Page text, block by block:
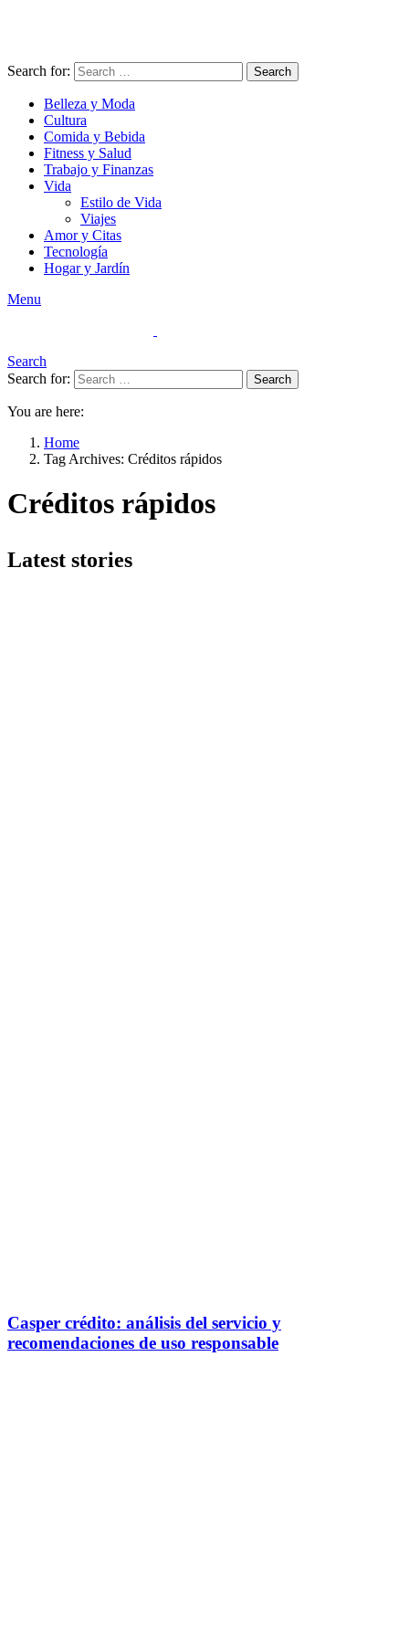
Search for: Search
Belleza y Moda
Cultura
Comida y Bebida
Fitness y Salud
Trabajo y Finanzas
Vida
Estilo de Vida
Viajes
Amor y Citas
Tecnología
Hogar y Jardín
Menu
Search
Search for:
Search
You are here:
Home
Tag Archives: Créditos rápidos
Créditos rápidos
Latest stories
Casper crédito: análisis del servicio y
recomendaciones de uso responsable